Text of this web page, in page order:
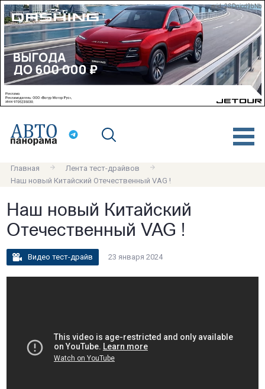
erid: 2SDnjcd9bNb
Главная
Лента тест-драйвов
Наш новый Китайский Отечественный VAG !
Наш новый Китайский
Отечественный VAG !
Видео тест-драйв 23 января 2024